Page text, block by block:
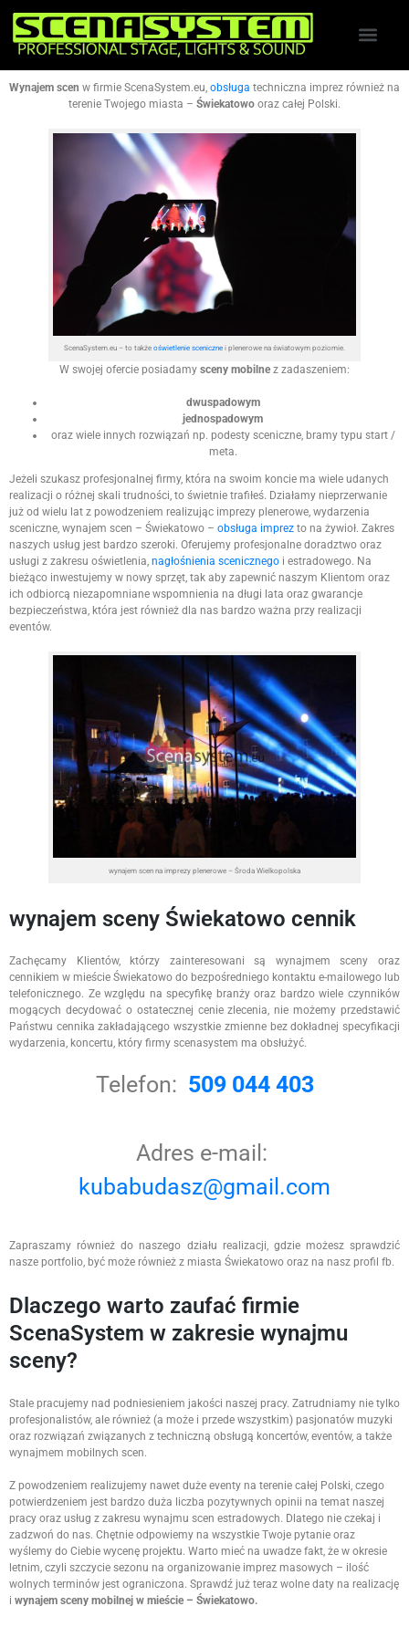
Wynajem scen w firmie ScenaSystem.eu, obsługa techniczna imprez również na
terenie Twojego miasta – Świekatowo oraz całej Polski.
ScenaSystem.eu – to także oświetlenie scenicznei plenerowe na światowym poziomie.
W swojej ofercie posiadamy sceny mobilne z zadaszeniem:
dwuspadowym
jednospadowym
oraz wiele innych rozwiązań np. podesty sceniczne, bramy typu start /
meta.
Jeżeli szukasz profesjonalnej firmy, która na swoim koncie ma wiele udanych
realizacji o różnej skali trudności, to świetnie trafiłeś. Działamy nieprzerwanie
już od wielu lat z powodzeniem realizując imprezy plenerowe, wydarzenia
sceniczne, wynajem scen – Świekatowo – obsługa imprez to na żywioł. Zakres
naszych usług jest bardzo szeroki. Oferujemy profesjonalne doradztwo oraz
usługi z zakresu oświetlenia, nagłośnienia scenicznego i estradowego. Na
bieżąco inwestujemy w nowy sprzęt, tak aby zapewnić naszym Klientom oraz
ich odbiorcą niezapomniane wspomnienia na długi lata oraz gwarancje
bezpieczeństwa, która jest również dla nas bardzo ważna przy realizacji
eventów.
wynajem scen na imprezy plenerowe – Środa Wielkopolska
wynajem sceny Świekatowo cennik
Zachęcamy Klientów, którzy zainteresowani są wynajmem sceny oraz
cennikiem w mieście Świekatowo do bezpośredniego kontaktu e-mailowego lub
telefonicznego. Ze względu na specyfikę branży oraz bardzo wiele czynników
mogących decydować o ostatecznej cenie zlecenia, nie możemy przedstawić
Państwu cennika zakładającego wszystkie zmienne bez dokładnej specyfikacji
wydarzenia, koncertu, który firmy scenasystem ma obsłużyć.
Telefon: 509 044 403
Adres e-mail:
kubabudasz@gmail.com
Zapraszamy również do naszego działu realizacji, gdzie możesz sprawdzić
nasze portfolio, być może również z miasta Świekatowo oraz na nasz profil fb.
Dlaczego warto zaufać firmie
ScenaSystem w zakresie wynajmu
sceny?
Stale pracujemy nad podniesieniem jakości naszej pracy. Zatrudniamy nie tylko
profesjonalistów, ale również (a może i przede wszystkim) pasjonatów muzyki
oraz rozwiązań związanych z techniczną obsługą koncertów, eventów, a także
wynajmem mobilnych scen.
Z powodzeniem realizujemy nawet duże eventy na terenie całej Polski, czego
potwierdzeniem jest bardzo duża liczba pozytywnych opinii na temat naszej
pracy oraz usług z zakresu wynajmu scen estradowych. Dlatego nie czekaj i
zadzwoń do nas. Chętnie odpowiemy na wszystkie Twoje pytanie oraz
wyślemy do Ciebie wycenę projektu. Warto mieć na uwadze fakt, że w okresie
letnim, czyli szczycie sezonu na organizowanie imprez masowych – ilość
wolnych terminów jest ograniczona. Sprawdź już teraz wolne daty na realizację
i wynajem sceny mobilnej w mieście – Świekatowo.